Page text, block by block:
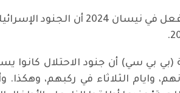
كانت صحيفة "الغارديان"
(بي بي سي) أن جنود الاحتلال
وايام الثلاثاء في ركبهم،